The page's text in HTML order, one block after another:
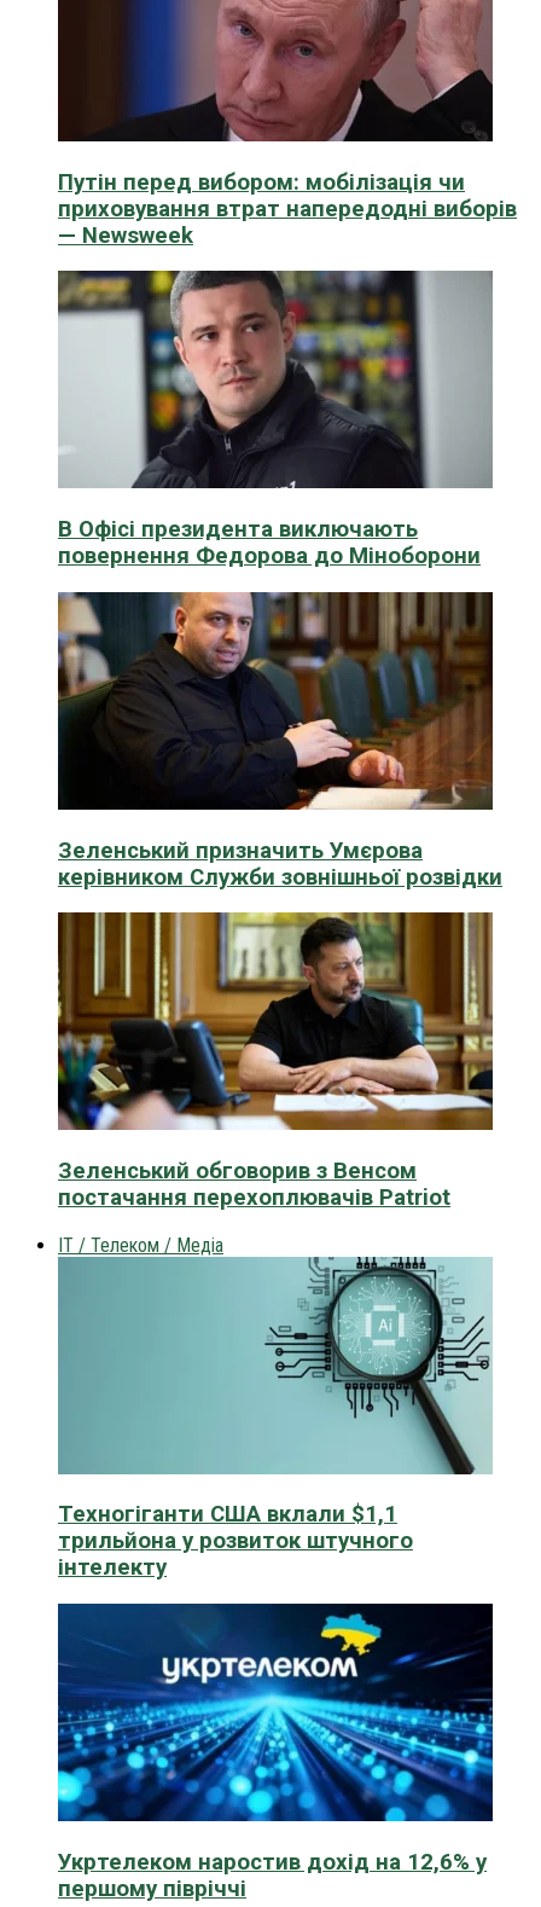
Путін перед вибором: мобілізація чи
приховування втрат напередодні виборів
— Newsweek
В Офісі президента виключають
повернення Федорова до Міноборони
Зеленський призначить Умєрова
керівником Служби зовнішньої розвідки
Зеленський обговорив з Венсом
постачання перехоплювачів Patriot
IT / Телеком / Медіа
Техногіганти США вклали $1,1
трильйона у розвиток штучного
інтелекту
Укртелеком наростив дохід на 12,6% у
першому півріччі